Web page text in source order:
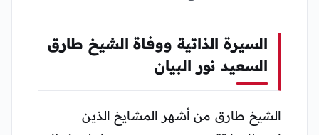
السيرة الذاتية ووفاة الشيخ طارق
السعيد نور البيان
الشيخ طارق من أشهر المشايخ الذين